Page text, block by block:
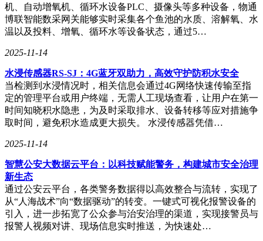
除了硬件上的创新，疾风散热引擎还提供了丰富的软件交互体
验。例如，它可以根据游戏或户外场景自动启动相应模式，还
能智能识别手机壳温度并调整风扇转速，为用户提供更加个性
化的散热体验。
为了进一步提升散热效果，OPPO还推出了基于液冷+TEC风
冷的全新解决方案——疾风散热超级套装。该套装由微泵循环
液冷磁吸保护壳和27W高功率风冷散热背夹组成，二者相辅相
成，双重降温，配合疾风散热引擎，能够为用户带来更加畅快
的散热体验。
康南波在会上表示，疾风散热引擎是OPPO四年来散热技术创
来，OPPO将继续与行业同仁携手，共同推动手机散热技术的
发展，为用户带来更加出色的使用体验。
机、自动增氧机、循环水设备PLC、摄像头等多种设备，物通
博联智能数采网关能够实时采集各个鱼池的水质、溶解氧、水
温以及投料、增氧、循环水等设备状态，通过5…
2025-11-14
水浸传感器RS-SJ：4G蓝牙双助力，高效守护防积水安全
当检测到水浸情况时，相关信息会通过4G网络快速传输至指
定的管理平台或用户终端，无需人工现场查看，让用户在第一
时间知晓积水隐患，为及时采取排水、设备转移等应对措施争
取时间，避免积水造成更大损失。 水浸传感器凭借…
2025-11-14
智慧公安大数据云平台：以科技赋能警务，构建城市安全治理
新生态
通过公安云平台，各类警务数据得以高效整合与流转，实现了
从“人海战术”向“数据驱动”的转变。一键式可视化报警设备的
引入，进一步拓宽了公众参与治安治理的渠道，实现接警员与
报警人视频对讲、现场信息实时推送，为快速处…